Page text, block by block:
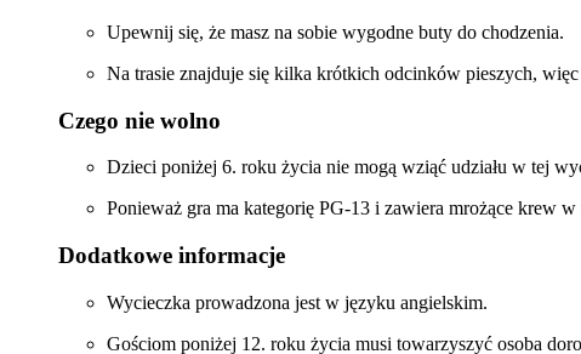
Upewnij się, że masz na sobie wygodne buty do chodzenia.
Na trasie znajduje się kilka krótkich odcinków pieszych,
Czego nie wolno
Dzieci poniżej 6. roku życia nie mogą wziąć udziału w tej
Ponieważ gra ma kategorię PG-13 i zawiera mrożące krew
Dodatkowe informacje
Wycieczka prowadzona jest w języku angielskim.
Gościom poniżej 12. roku życia musi towarzyszyć osoba